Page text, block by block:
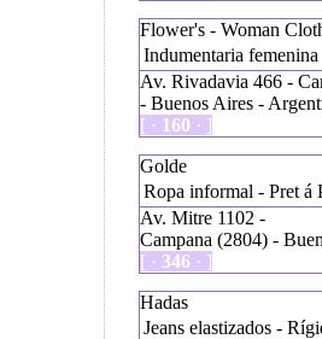
Flower's - Woman
Indumentaria femenina
Av. Rivadavia 466 -
- Buenos Aires -
[ · 160 · ]
Golde
Ropa informal - Pret á
Av. Mitre 1102 -
Campana (2804) -
[ · 346 · ]
Hadas
Jeans elastizados -